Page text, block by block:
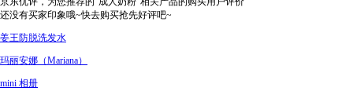
还没有买家印象哦~快去购买抢先好评吧~
姜王防脱洗发水
玛丽安娜（Mariana）
mini 相册